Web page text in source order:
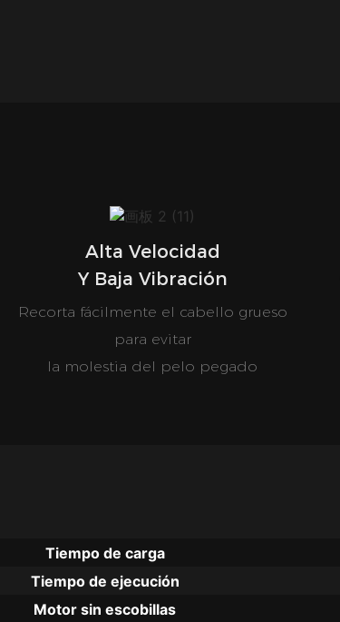
Alta Velocidad
Y Baja Vibración
Recorta fácilmente el cabello grueso
para evitar
la molestia del pelo pegado
Tiempo de carga
Tiempo de ejecución
Motor sin escobillas